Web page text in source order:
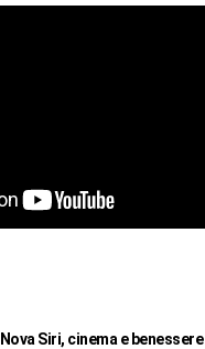
Nova Siri, cinema e benessere